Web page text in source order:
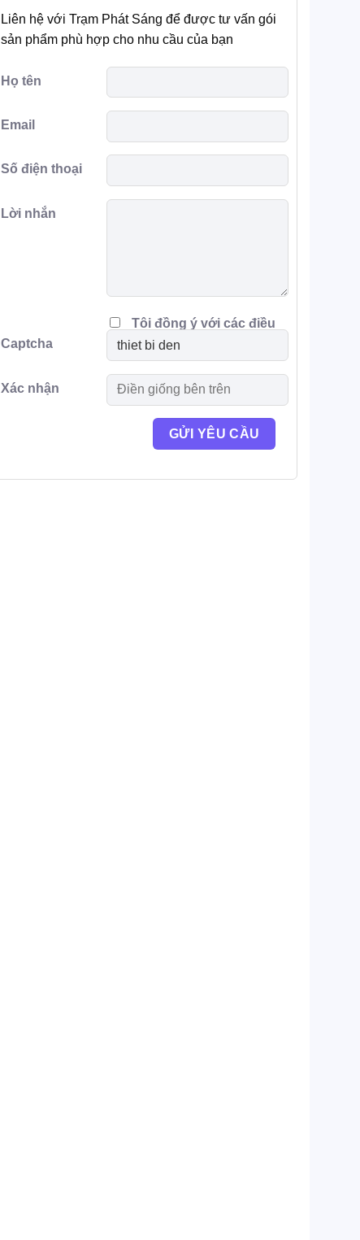
Liên hệ với Trạm Phát Sáng để được tư vấn gói
sản phẩm phù hợp cho nhu cầu của bạn
Họ tên
Email
Số điện thoại
Lời nhắn
Tôi đồng ý với các điều
khoản
Captcha
Xác nhận